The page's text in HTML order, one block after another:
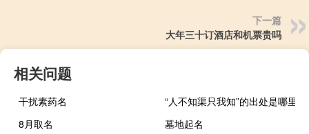
下一篇
大年三十订酒店和机票贵吗
相关问题
干扰素药名
“人不知渠只我知”的出处是哪里
8月取名
墓地起名